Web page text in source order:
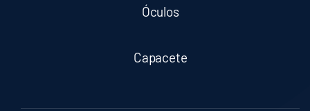
Óculos
Capacete